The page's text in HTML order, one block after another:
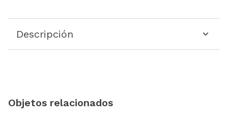
Descripción
Objetos relacionados